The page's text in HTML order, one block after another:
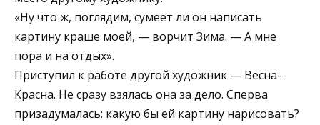
«Ну что ж, поглядим, сумеет ли он написать
картину краше моей, — ворчит Зима. — А мне
пора и на отдых».
Приступил к работе другой художник — Весна-
Красна. Не сразу взялась она за дело. Сперва
призадумалась: какую бы ей картину нарисовать?